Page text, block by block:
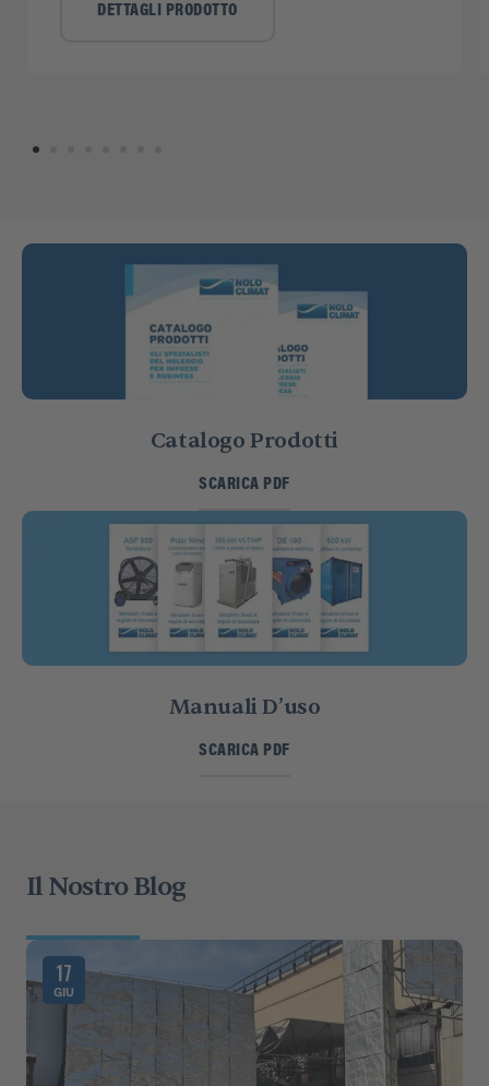
DETTAGLI PRODOTTO
Catalogo Prodotti
SCARICA PDF
Manuali D’uso
SCARICA PDF
Il Nostro Blog
17
GIU